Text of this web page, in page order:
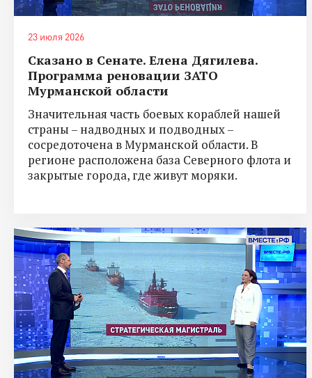
23 июля 2026
Сказано в Сенате. Елена Дягилева.
Программа реновации ЗАТО
Мурманской области
Значительная часть боевых кораблей нашей
страны – надводных и подводных –
сосредоточена в Мурманской области. В
регионе расположена база Северного флота и
закрытые города, где живут моряки.